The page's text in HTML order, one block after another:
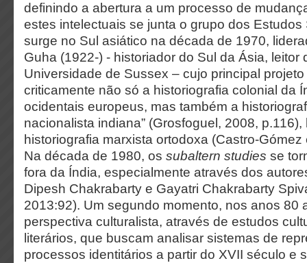
definindo a abertura a um processo de
estes intelectuais se junta o grupo dos Estudos
surge no Sul asiático na década de 1970,
Guha (1922-) - historiador do Sul da Ásia, leitor
Universidade de Sussex – cujo principal projeto
criticamente não só a historiografia colonial da
ocidentais europeus, mas também a
nacionalista indiana” (Grosfoguel, 2008,
historiografia marxista ortodoxa (Castro-
Na década de 1980, os subaltern studies se
fora da Índia, especialmente através dos
Dipesh Chakrabarty e Gayatri Chakrabarty
2013:92). Um segundo momento, nos anos 80
perspectiva culturalista, através de estudos
literários, que buscam analisar sistemas de
processos identitários a partir do XVII século e